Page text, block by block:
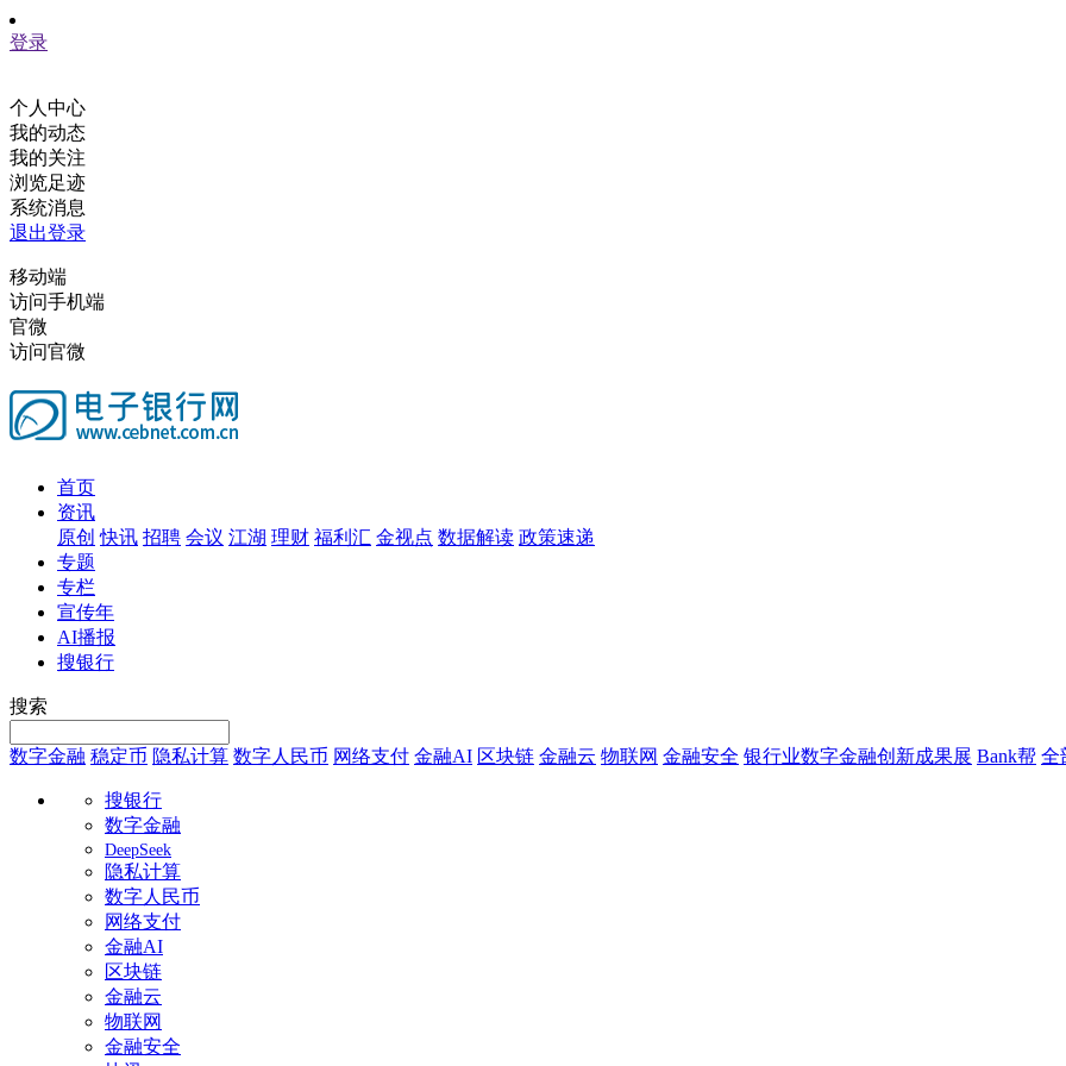
登录
个人中心
我的动态
我的关注
浏览足迹
系统消息
退出登录
移动端
访问手机端
官微
访问官微
首页
资讯
原创 快讯 招聘 会议 江湖 理财 福利汇 金视点 数据解读 政策速递
专题
专栏
宣传年
AI播报
搜银行
搜索
数字金融 稳定币 隐私计算 数字人民币 网络支付 金融AI 区块链 金融云 物联网 金融安全 银行业数字金融创新成果展 Bank帮 全
搜银行
数字金融
DeepSeek
隐私计算
数字人民币
网络支付
金融AI
区块链
金融云
物联网
金融安全